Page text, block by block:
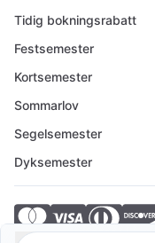
Tidig bokningsrabatt
Festsemester
Kortsemester
Sommarlov
Segelsemester
Dyksemester